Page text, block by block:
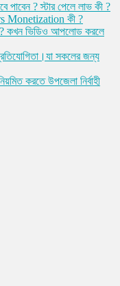
পাবেন ? স্টার পেলে লাভ কী ?
Monetization কী ?
কখন ভিডিও আপলোড করলে
সকলের জন্য
করতে উপজেলা নির্বাহী